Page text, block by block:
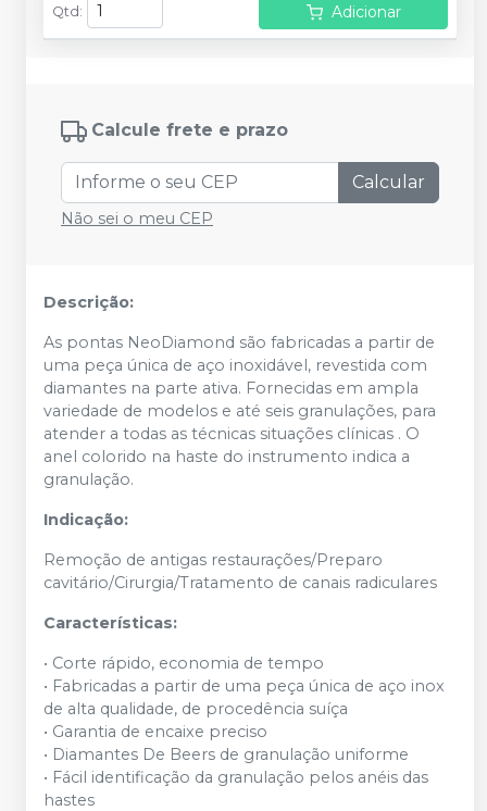
Qtd : Adicionar
Calcule frete e prazo
Calcular
Não sei o meu CEP
Descrição:
As pontas NeoDiamond são fabricadas a partir de
uma peça única de aço inoxidável, revestida com
diamantes na parte ativa. Fornecidas em ampla
variedade de modelos e até seis granulações, para
atender a todas as técnicas situações clínicas . O
anel colorido na haste do instrumento indica a
granulação.
Indicação:
Remoção de antigas restaurações/Preparo
cavitário/Cirurgia/Tratamento de canais radiculares
Características:
• Corte rápido, economia de tempo
• Fabricadas a partir de uma peça única de aço inox
de alta qualidade, de procedência suíça
• Garantia de encaixe preciso
• Diamantes De Beers de granulação uniforme
• Fácil identificação da granulação pelos anéis das
hastes